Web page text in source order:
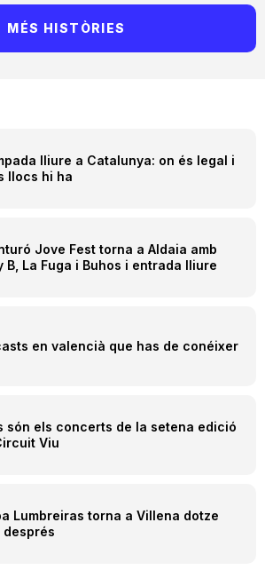
lliure a Catalunya: on és legal i
llocs hi ha
Jove Fest torna a Aldaia amb
B, La Fuga i Buhos i entrada lliure
en valencià que has de conéixer
són els concerts de la setena edició
Viu
Lumbreiras torna a Villena dotze
després
MÉS HISTÒRIES